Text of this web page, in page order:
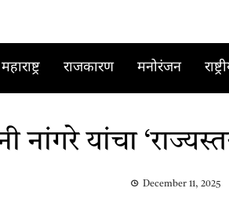
महाराष्ट्र राजकारण मनोरंजन
यांचा
December 11, 2025